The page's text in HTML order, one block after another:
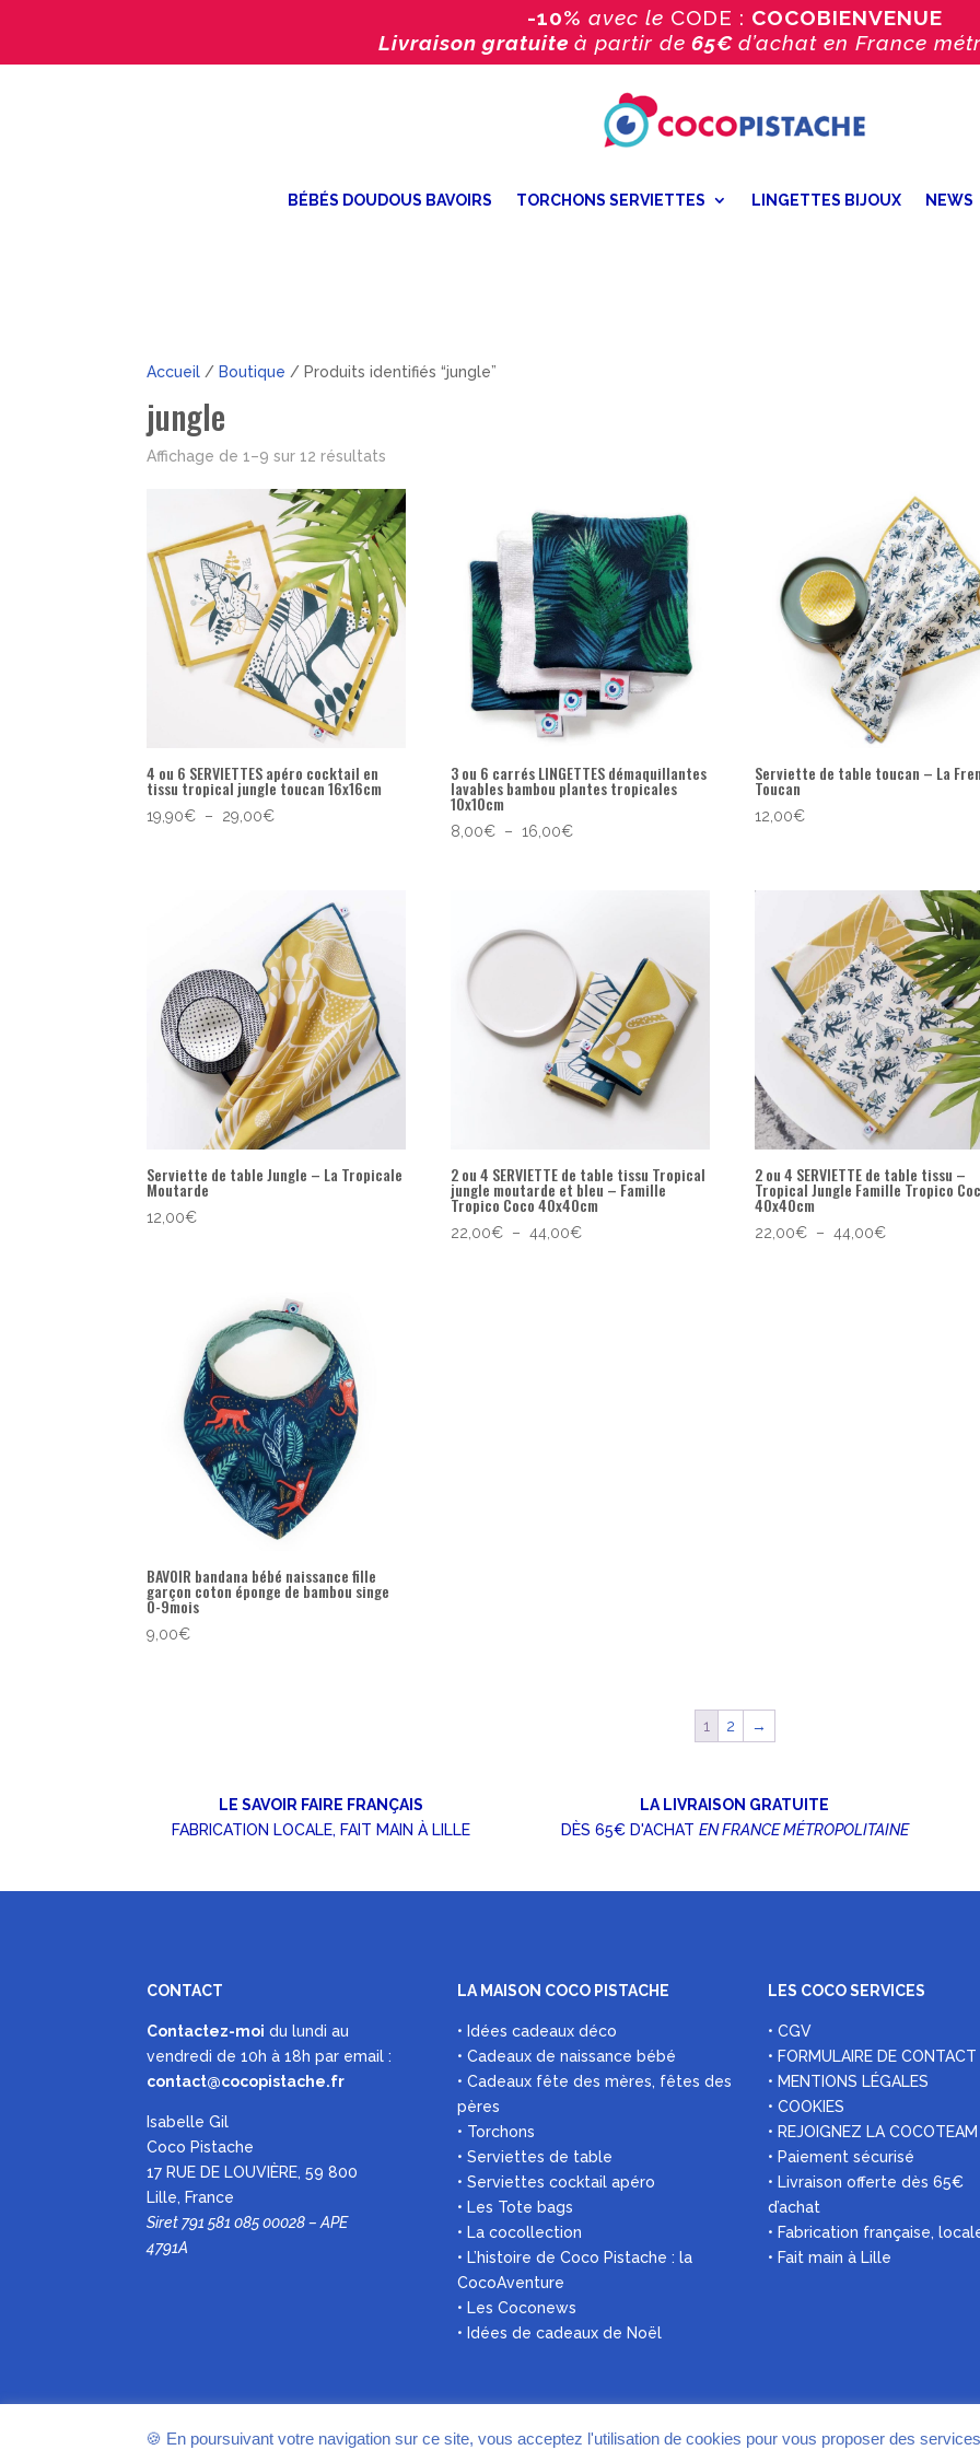
-10% avec le CODE : COCOBIENVENUE
Livraison gratuite à partir de 65€ d’achat en France
BÉBÉS DOUDOUS BAVOIRS TORCHONS SERVIETTES LINGETTES BIJOUX NEWS
Accueil / Boutique / Produits identifiés “jungle”
jungle
Affichage de 1–9 sur 12 résultats
popularité
4 ou 6 SERVIETTES apéro cocktail en
tissu tropical jungle toucan 16x16cm
19,90€ – 29,00€Plage
29,00€
3 ou 6 carrés LINGETTES démaquillantes
lavables bambou plantes tropicales
10x10cm
8,00€ – 16,00€Plage
Serviette de table toucan – La
Toucan
12,00€
Serviette de table Jungle – La Tropicale
Moutarde
12,00€
2 ou 4 SERVIETTE de table tissu Tropical
jungle moutarde et bleu – Famille
Tropico Coco 40x40cm
22,00€ – 44,00€Plage
2 ou 4 SERVIETTE de table tissu –
Tropical Jungle Famille Tropico
40x40cm
22,00€ – 44,00€Plage
BAVOIR bandana bébé naissance fille
garçon coton éponge de bambou singe
0-9mois
9,00€
1 2 →
LE SAVOIR FAIRE FRANÇAIS
FABRICATION LOCALE, FAIT MAIN À LILLE
LA LIVRAISON GRATUITE
DÈS 65€ D'ACHAT EN FRANCE MÉTROPOLITAINE
CONTACT
Contactez-moi du lundi au
vendredi de 10h à 18h par email :
contact@cocopistache.fr
Isabelle Gil
Coco Pistache
17 RUE DE LOUVIÈRE, 59 800
Lille, France
Siret 791 581 085 00028 – APE
4791A
LA MAISON COCO PISTACHE
• Idées cadeaux déco
• Cadeaux de naissance bébé
• Cadeaux fête des mères, fêtes des
pères
• Torchons
• Serviettes de table
• Serviettes cocktail apéro
• Les Tote bags
• La cocollection
• L’histoire de Coco Pistache : la
CocoAventure
• Les Coconews
• Idées de cadeaux de Noël
LES COCO SERVICES
• CGV
• FORMULAIRE DE CONTACT
• MENTIONS LÉGALES
• COOKIES
• REJOIGNEZ LA COCOTEAM
• Paiement sécurisé
• Livraison offerte dès 65€
d’achat
• Fabrication française,
• Fait main à Lille
🍪 En poursuivant votre navigation sur ce site, vous acceptez l'utilisation de cookies pour vous proposer des